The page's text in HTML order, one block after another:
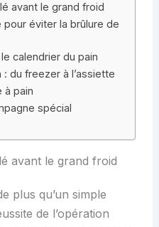
avant le grand froid
pour éviter la brûlure de
calendrier du pain
du freezer à l’assiette
à pain
spécial
avant le grand froid
plus qu’un simple
de l’opération